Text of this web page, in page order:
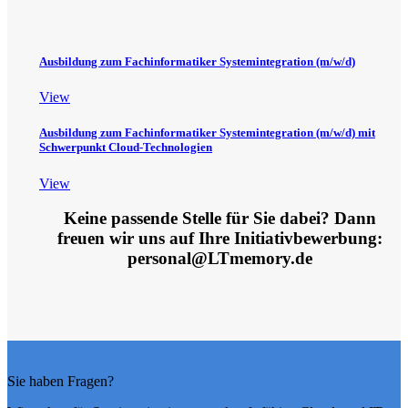
Ausbildung zum Fachinformatiker Systemintegration (m/w/d)
View
Ausbildung zum Fachinformatiker Systemintegration (m/w/d) mit
Schwerpunkt Cloud-Technologien
View
Keine passende Stelle für Sie dabei? Dann
freuen wir uns auf Ihre Initiativbewerbung:
personal@LTmemory.de
Sie haben Fragen?